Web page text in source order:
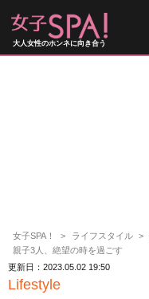
大人女性のホンネに向き合う
女子SPA！ ライフスタイル
親子3人、絶望の時を過ごす
更新日：2023.05.02 19:50
Lifestyle